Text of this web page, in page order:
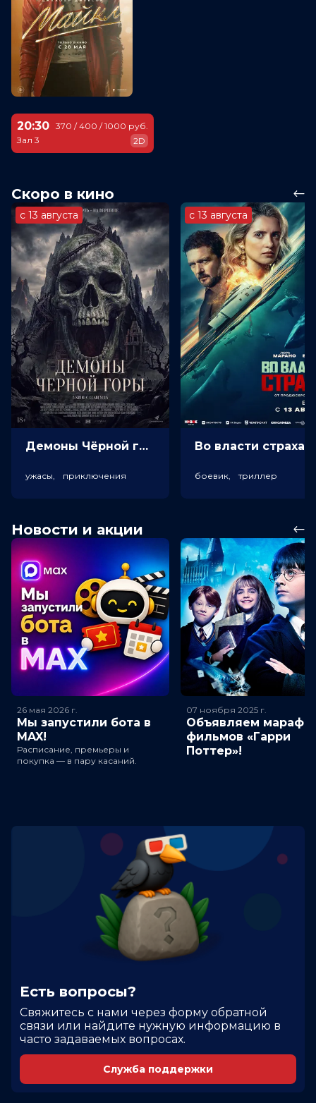
20:30
Зал 3
370 / 400 / 1000 руб.
2D
Скоро в кино
с 13 августа
Демоны Чёрной горы (18+)
ужасы, приключения
с 13 августа
боевик, триллер
Новости и акции
26 мая 2026 г.
Мы запустили бота в
MAX!
Расписание, премьеры и
покупка — в пару касаний.
07 ноября 2025 г.
Объявляем
фильмов «Гарри
Поттер»!
Есть вопросы?
Cвяжитесь с нами через форму обратной
связи или найдите нужную информацию в
часто задаваемых вопросах.
Служба поддержки